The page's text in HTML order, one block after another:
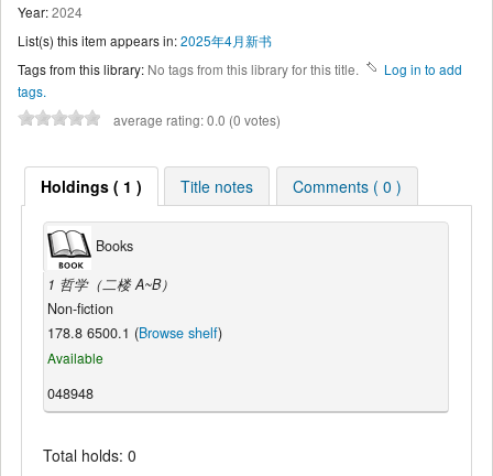
Year:2024
List(s) this item appears in:2025年4月新书
Tags from this library: No tags from this library for this title.
Log in to add
tags.
average rating: 0.0 (0 votes)
Holdings ( 1 ) Title notes Comments ( 0 )
Books
1 哲学（二楼 A~B）
Non-fiction
178.8 6500.1 (Browse shelf)
Available
048948
Total holds: 0